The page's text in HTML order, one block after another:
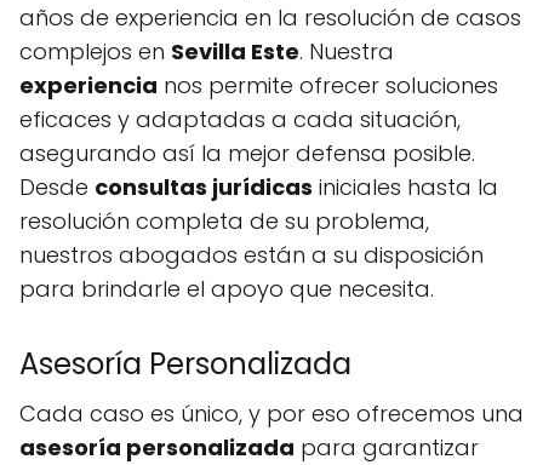
años de experiencia en la resolución de casos
complejos en Sevilla Este. Nuestra
experiencia nos permite ofrecer soluciones
eficaces y adaptadas a cada situación,
asegurando así la mejor defensa posible.
Desde consultas jurídicas iniciales hasta la
resolución completa de su problema,
nuestros abogados están a su disposición
para brindarle el apoyo que necesita.
Asesoría Personalizada
Cada caso es único, y por eso ofrecemos una
asesoría personalizada para garantizar